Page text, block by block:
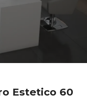
Estetico 60